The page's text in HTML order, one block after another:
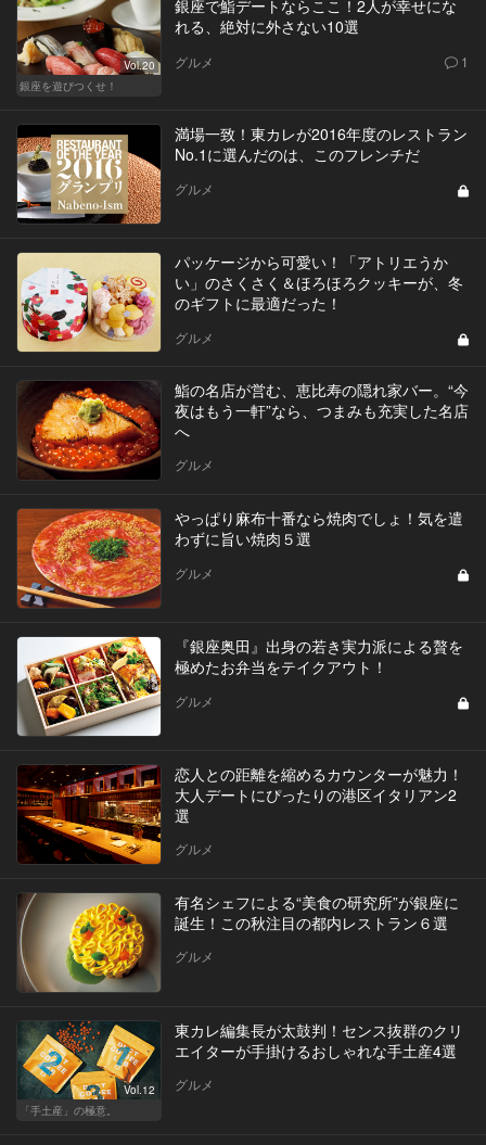
Vol.20
銀座を遊びつくせ！
銀座で鮨デートならここ！2人が幸せにな
れる、絶対に外さない10選
グルメ 1
満場一致！東カレが2016年度のレストラン
No.1に選んだのは、このフレンチだ
グルメ
パッケージから可愛い！「アトリエうか
い」のさくさく＆ほろほろクッキーが、冬
のギフトに最適だった！
グルメ
鮨の名店が営む、恵比寿の隠れ家バー。“今
夜はもう一軒”なら、つまみも充実した名店
へ
グルメ
やっぱり麻布十番なら焼肉でしょ！気を遣
わずに旨い焼肉５選
グルメ
『銀座奥田』出身の若き実力派による贅を
極めたお弁当をテイクアウト！
グルメ
恋人との距離を縮めるカウンターが魅力！
大人デートにぴったりの港区イタリアン2
選
グルメ
有名シェフによる“美食の研究所”が銀座に
誕生！この秋注目の都内レストラン６選
グルメ
Vol.12
「手土産」の極意。
東カレ編集長が太鼓判！センス抜群のクリ
エイターが手掛けるおしゃれな手土産4選
グルメ